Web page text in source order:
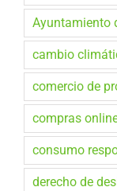
Ayuntamiento
cambio
comercio de
compras
consumo
derecho de